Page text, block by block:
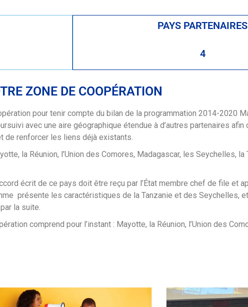
PAYS PARTENAIRES
4
ZONE DE COOPÉRATION
pour tenir compte du bilan de la programmation 2014-2020
avec une aire géographique étendue à d’autres partenaires afin
de renforcer les liens déjà existants.
la Réunion, l’Union des Comores, Madagascar, les Seychelles, la
écrit de ce pays doit être reçu par l’État membre chef de file et
présente les caractéristiques de la Tanzanie et des Seychelles,
la suite.
comprend pour l’instant : Mayotte, la Réunion, l’Union des